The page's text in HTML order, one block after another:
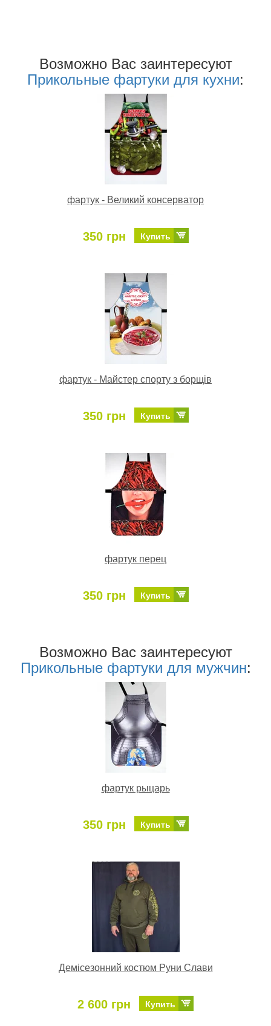
Возможно Ваc заинтересуют
Прикольные фартуки для кухни:
фартук - Великий консерватор
350 грн Купить
фартук - Майстер спорту з борщiв
350 грн Купить
фартук перец
350 грн Купить
Возможно Ваc заинтересуют
Прикольные фартуки для мужчин:
фартук рыцарь
350 грн Купить
Демісезонний костюм Руни Слави
2 600 грн Купить